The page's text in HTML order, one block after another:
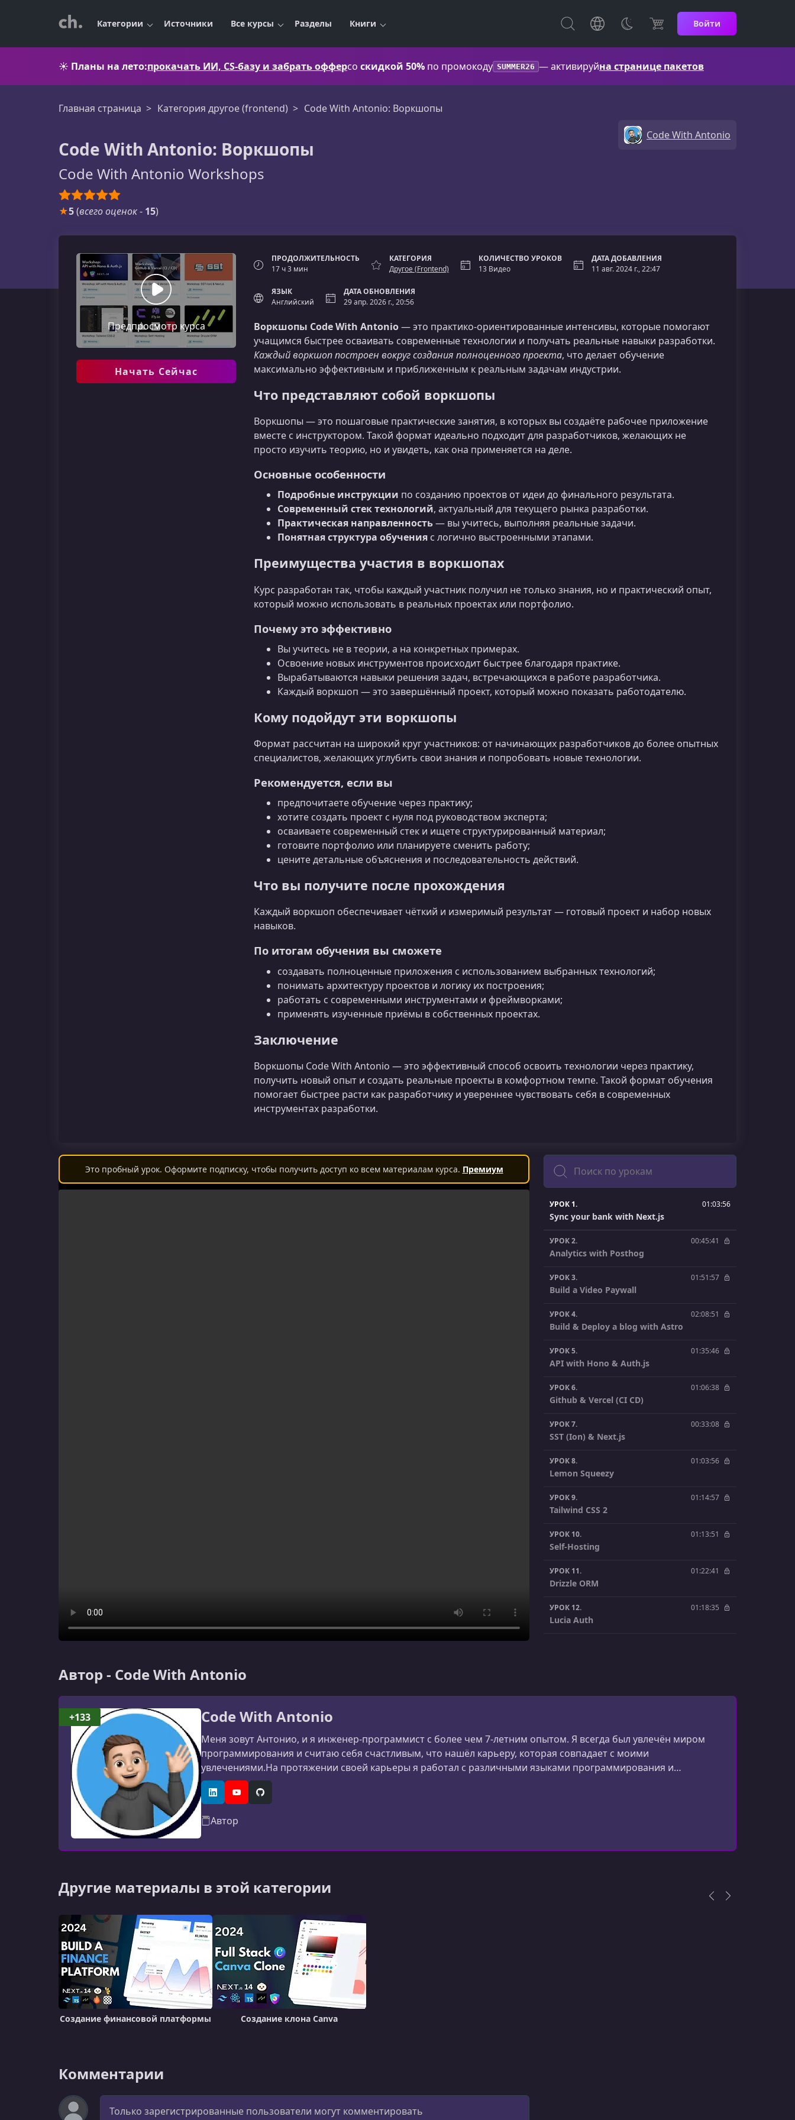
Категории Источники Все курсы Разделы Книги Войти
☀️ Планы на лето:прокачать ИИ, CS-базу и забрать офферсо скидкой 50% по промокоду SUMMER26 — активируйна странице пакетов
Главная страница Категория другое (frontend) Code With Antonio: Воркшопы
Code With Antonio: Воркшопы
Code With Antonio Workshops
Code With Antonio
★5(всего оценок- 15)
Предпросмотр курса
Начать Сейчас
ПРОДОЛЖИТЕЛЬНОСТЬ
17 ч 3 мин
КАТЕГОРИЯ
Другое (Frontend)
КОЛИЧЕСТВО УРОКОВ
13 Видео
ДАТА ДОБАВЛЕНИЯ
11 авг. 2024 г., 22:47
ЯЗЫК
Английский
ДАТА ОБНОВЛЕНИЯ
29 апр. 2026 г., 20:56
Воркшопы Code With Antonio— это практико-ориентированные интенсивы, которые помогают
учащимся быстрее осваивать современные технологии и получать реальные навыки разработки.
Каждый воркшоп построен вокруг создания полноценного проекта, что делает обучение
максимально эффективным и приближенным к реальным задачам индустрии.
Что представляют собой воркшопы
Воркшопы — это пошаговые практические занятия, в которых вы создаёте рабочее приложение
вместе с инструктором. Такой формат идеально подходит для разработчиков, желающих не
просто изучить теорию, но и увидеть, как она применяется на деле.
Основные особенности
Подробные инструкции по созданию проектов от идеи до финального результата.
Современный стек технологий, актуальный для текущего рынка разработки.
Практическая направленность— вы учитесь, выполняя реальные задачи.
Понятная структура обучения с логично выстроенными этапами.
Преимущества участия в воркшопах
Курс разработан так, чтобы каждый участник получил не только знания, но и практический опыт,
который можно использовать в реальных проектах или портфолио.
Почему это эффективно
Вы учитесь не в теории, а на конкретных примерах.
Освоение новых инструментов происходит быстрее благодаря практике.
Вырабатываются навыки решения задач, встречающихся в работе разработчика.
Каждый воркшоп — это завершённый проект, который можно показать работодателю.
Кому подойдут эти воркшопы
Формат рассчитан на широкий круг участников: от начинающих разработчиков до более опытных
специалистов, желающих углубить свои знания и попробовать новые технологии.
Рекомендуется, если вы
предпочитаете обучение через практику;
хотите создать проект с нуля под руководством эксперта;
осваиваете современный стек и ищете структурированный материал;
готовите портфолио или планируете сменить работу;
цените детальные объяснения и последовательность действий.
Что вы получите после прохождения
Каждый воркшоп обеспечивает чёткий и измеримый результат — готовый проект и набор новых
навыков.
По итогам обучения вы сможете
создавать полноценные приложения с использованием выбранных технологий;
понимать архитектуру проектов и логику их построения;
работать с современными инструментами и фреймворками;
применять изученные приёмы в собственных проектах.
Заключение
Воркшопы Code With Antonio — это эффективный способ освоить технологии через практику,
получить новый опыт и создать реальные проекты в комфортном темпе. Такой формат обучения
помогает быстрее расти как разработчику и увереннее чувствовать себя в современных
инструментах разработки.
Это пробный урок. Оформите подписку, чтобы получить доступ ко всем материалам курса. Премиум
Поиск
УРОК 1. 01:03:56
Sync your bank with Next.js
УРОК 2. 00:45:41
Analytics with Posthog
УРОК 3. 01:51:57
Build a Video Paywall
УРОК 4. 02:08:51
Build & Deploy a blog with Astro
УРОК 5. 01:35:46
API with Hono & Auth.js
УРОК 6. 01:06:38
Github & Vercel (CI CD)
УРОК 7. 00:33:08
SST (Ion) & Next.js
УРОК 8. 01:03:56
Lemon Squeezy
УРОК 9. 01:14:57
Tailwind CSS 2
УРОК 10. 01:13:51
Self-Hosting
УРОК 11. 01:22:41
Drizzle ORM
УРОК 12. 01:18:35
Lucia Auth
Автор - Code With Antonio
Code With Antonio
Меня зовут Антонио, и я инженер-программист с более чем 7-летним опытом. Я всегда был увлечён миром
программирования и считаю себя счастливым, что нашёл карьеру, которая совпадает с моими
увлечениями.На протяжении своей карьеры я работал с различными языками программирования и
технологиями, что позволило мне расти и развиваться как программисту. Несмотря на накопленные знания и
опыт, я всегда стремлюсь учиться и совершенствоваться.Я создал "
LinkedInYouTubeGitHub
Автор
+133
Другие материалы в этой категории
Создание финансовой платформы Создание клона Canva
Комментарии
Комментарий